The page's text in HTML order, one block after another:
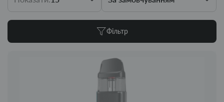
Фільтр